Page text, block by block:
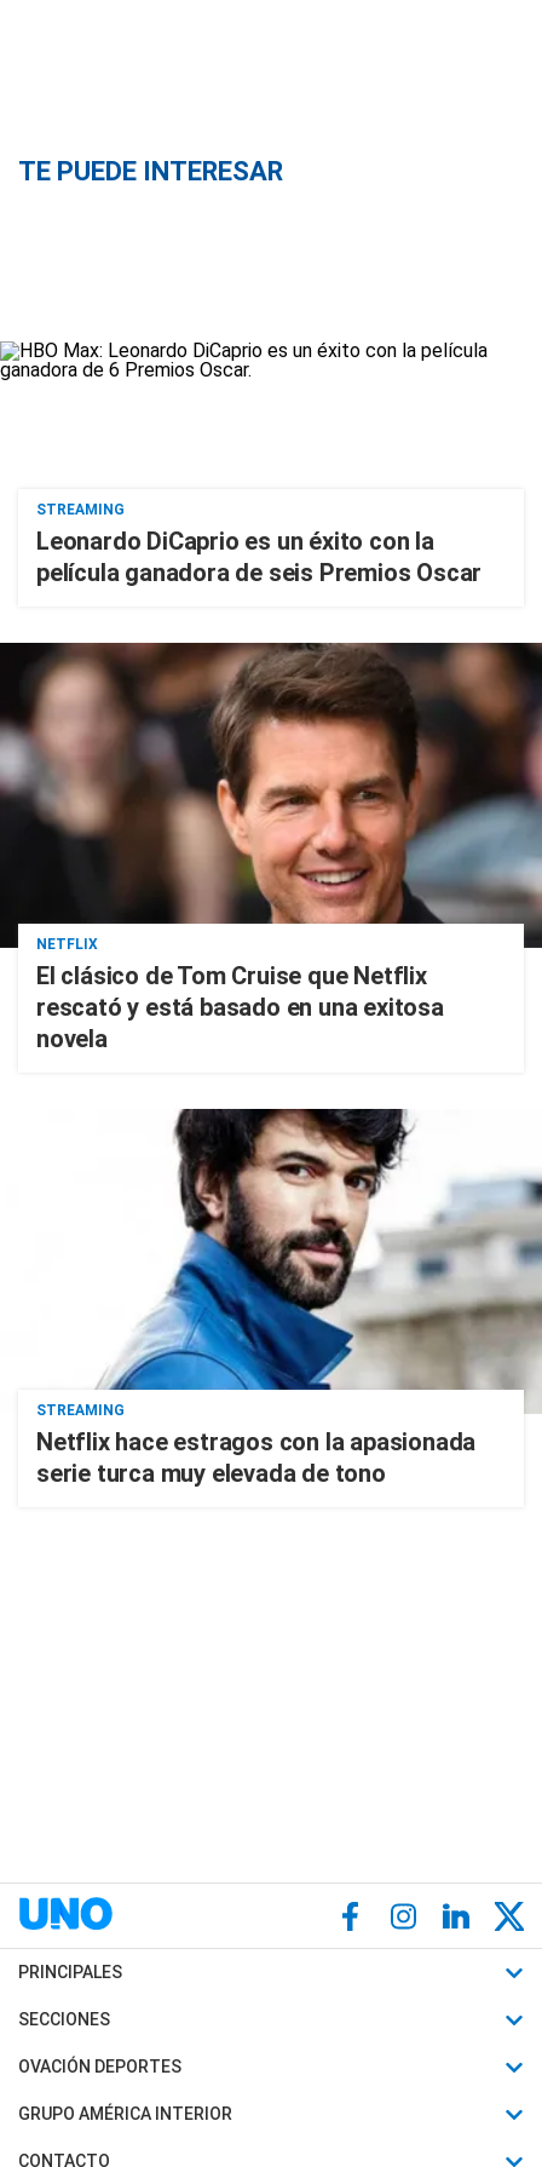
TE PUEDE INTERESAR
STREAMING
Leonardo DiCaprio es un éxito con la
película ganadora de seis Premios Oscar
NETFLIX
El clásico de Tom Cruise que Netflix
rescató y está basado en una exitosa
novela
STREAMING
Netflix hace estragos con la apasionada
serie turca muy elevada de tono
PRINCIPALES
Últimas Noticias
Política
SECCIONES
Horóscopo
Motores
OVACIÓN DEPORTES
Fútbol
Mundial
GRUPO AMÉRICA INTERIOR
Canal 7 en Vivo
CONTACTO